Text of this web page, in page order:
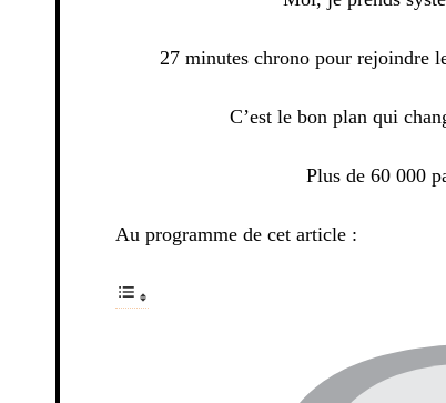
27 minutes chrono pour rejoindre
C’est le bon plan qui
Plus de 60 000
Au programme de cet article :